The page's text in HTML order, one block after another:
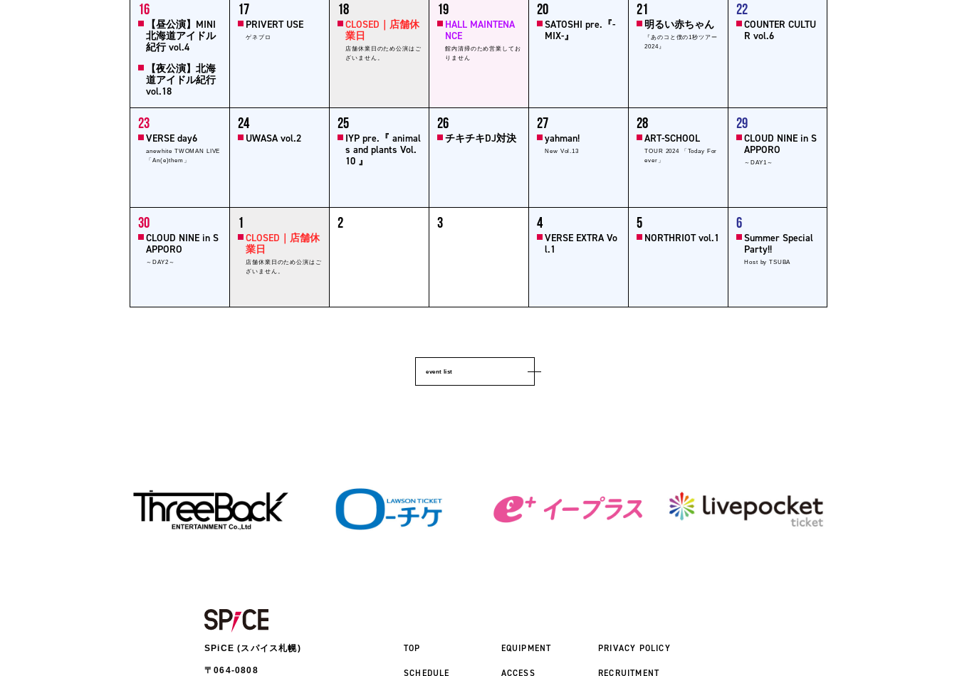
events,
16
【昼公演】MINI
北海道アイドル
紀行 vol.4
【夜公演】北海
道アイドル紀行
vol.18
event,
17
PRIVERT USE
ゲネプロ
event,
18
CLOSED｜店舗休
業日
店舗休業日のため公演はご
ざいません。
event,
19
HALL MAINTENA
NCE
館内清掃のため営業してお
りません
event,
20
SATOSHI pre.『-
MIX-』
event,
21
明るい赤ちゃん
『あのコと僕の1秒ツアー
2024』
event,
22
COUNTER CULTU
R vol.6
event,
23
VERSE day6
anewhite TWOMAN LIVE
「An(e)them」
event,
24
UWASA vol.2
event,
25
IYP pre.『 animal
s and plants Vol.
10 』
event,
26
チキチキDJ対決
event,
27
yahman!
New Vol.13
event,
28
ART-SCHOOL
TOUR 2024 「Today For
ever」
event,
29
CLOUD NINE in S
APPORO
～DAY1～
event,
30
CLOUD NINE in S
APPORO
～DAY2～
1
CLOSED｜店舗休
業日
店舗休業日のため公演はご
ざいません。
events,
2
events,
3
event,
4
VERSE EXTRA Vo
l.1
event,
5
NORTHRIOT vol.1
event,
6
Summer Special
Party!!
Host by TSUBA
event list
SPiCE (スパイス札幌)
〒064-0808
TOP
SCHEDULE
EQUIPMENT
ACCESS
PRIVACY POLICY
RECRUITMENT